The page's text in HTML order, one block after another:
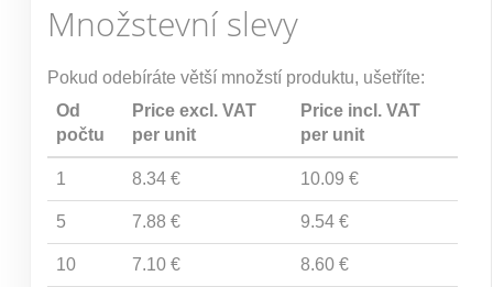
Množstevní slevy
Pokud odebíráte větší množstí produktu, ušetříte:
Od
počtu
Price excl. VAT
per unit
Price incl. VAT
per unit
1 8.34 € 10.09 €
5 7.88 € 9.54 €
10 7.10 € 8.60 €